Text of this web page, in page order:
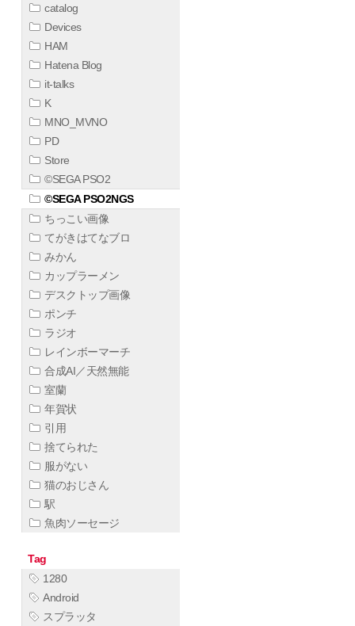
catalog
Devices
HAM
Hatena Blog
it-talks
K
MNO_MVNO
PD
Store
©SEGA PSO2
©SEGA PSO2NGS
ちっこい画像
てがきはてなブロ
みかん
カップラーメン
デスクトップ画像
ポンチ
ラジオ
レインボーマーチ
合成AI／天然無能
室蘭
年賀状
引用
捨てられた
服がない
猫のおじさん
駅
魚肉ソーセージ
Tag
1280
Android
スプラッタ